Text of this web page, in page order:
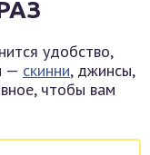
удобство,
— скинни, джинсы,
чтобы вам